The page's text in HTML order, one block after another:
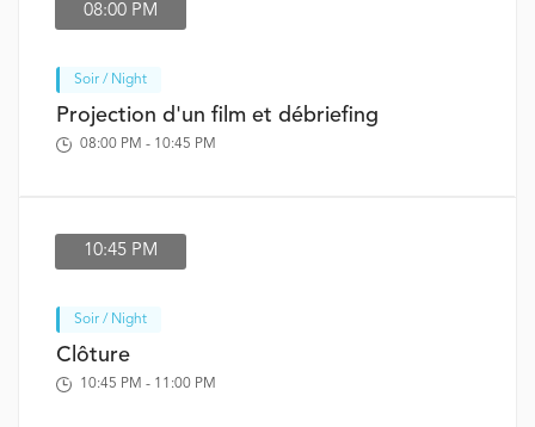
08:00 PM
Soir / Night
Projection d'un film et débriefing
08:00 PM - 10:45 PM
10:45 PM
Soir / Night
Clôture
10:45 PM - 11:00 PM